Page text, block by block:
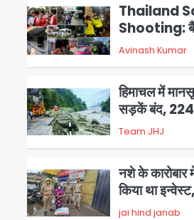
2
Thailand
Shooting:
छात्र ने की
सहित सात की
Avinash Kumar
3
हिमाचल में
सड़कें बंद, 224
करोड़ रुपये का
Team JHJ
4
नशे के
किया था
थे ब्याज!
jai hind janab